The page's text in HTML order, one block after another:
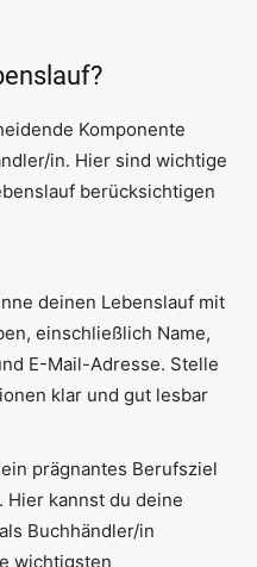
Komponente
in. Hier sind wichtige
berücksichtigen
deinen Lebenslauf mit
einschließlich Name,
E-Mail-Adresse. Stelle
klar und gut lesbar
prägnantes Berufsziel
kannst du deine
Buchhändler/in
wichtigsten